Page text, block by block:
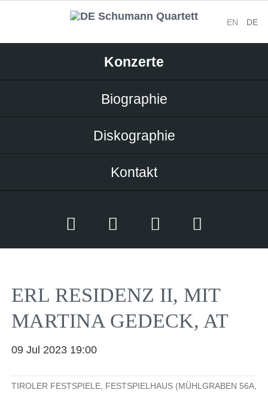
EN DE
Konzerte
Biographie
Diskographie
Kontakt
FacebookYouTubeInstagramEMail
ERL RESIDENZ II, MIT
MARTINA GEDECK, AT
09 Jul 2023 19:00
TIROLER FESTSPIELE, FESTSPIELHAUS (MÜHLGRABEN 56A,